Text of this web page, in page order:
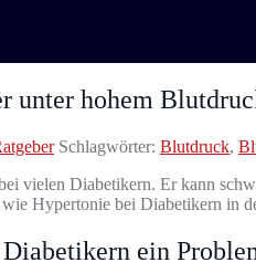
unter hohem
Schlagwörter: Blutdruck,
vielen Diabetikern. Er kann
Hypertonie bei Diabetikern in
ein